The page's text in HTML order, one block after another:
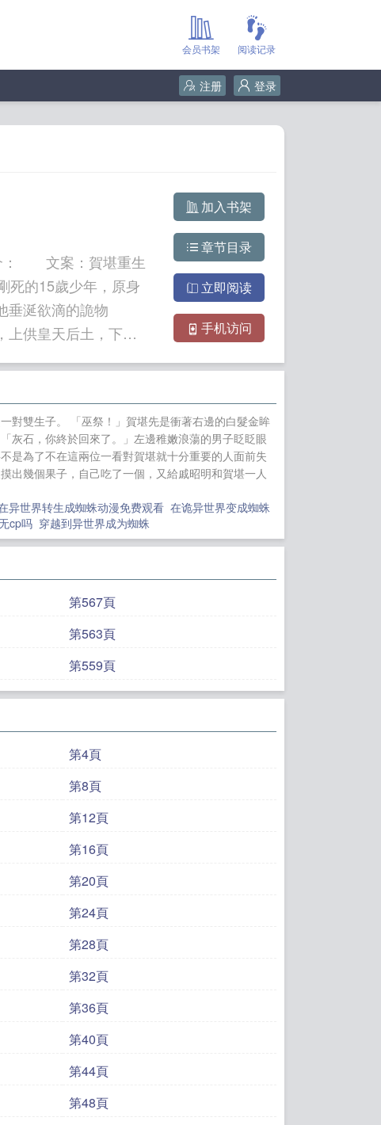
阅读记录
会员书架
登录
注册
： 文案：賀堪重生
的15歲少年，原身
涎欲滴的詭物
供皇天后土，下敬
加入书架
章节目录
立即阅读
手机访问
對雙生子。 「巫祭！」賀堪先是衝著右邊的白髮金眸
灰石，你終於回來了。」左邊稚嫩浪蕩的男子眨眨眼
是為了不在這兩位一看對賀堪就十分重要的人面前失
出幾個果子，自己吃了一個，又給戚昭明和賀堪一人
异世界转生成蜘蛛动漫免费观看 在诡异世界变成蜘蛛
cp吗 穿越到异世界成为蜘蛛
第567頁
第563頁
第559頁
第4頁
第8頁
第12頁
第16頁
第20頁
第24頁
第28頁
第32頁
第36頁
第40頁
第44頁
第48頁